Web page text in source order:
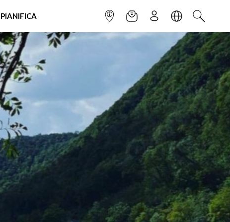
PIANIFICA INFOPOINTNEWSLETTER
ISCRIVITILINGUACERCA